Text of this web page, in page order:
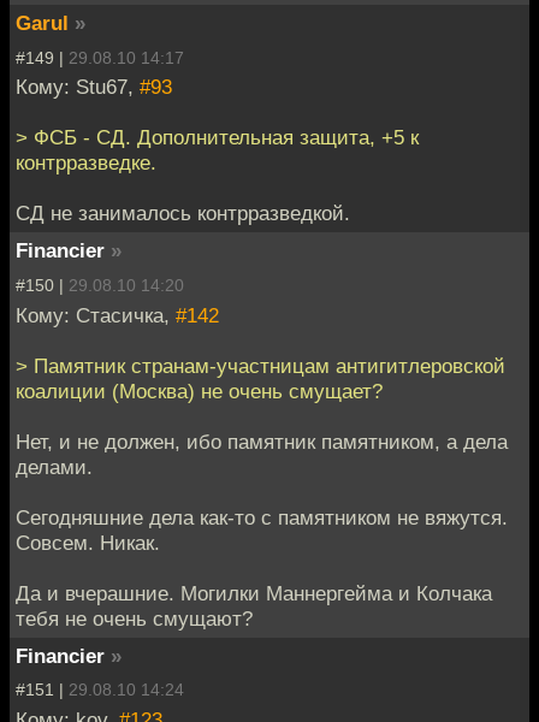
Garul »
#149 | 29.08.10 14:17
Кому: Stu67, #93
> ФСБ - СД. Дополнительная защита, +5 к
контрразведке.
CД не занималось контрразведкой.
Financier »
#150 | 29.08.10 14:20
Кому: Стасичка, #142
> Памятник странам-участницам антигитлеровской
коалиции (Москва) не очень смущает?
Нет, и не должен, ибо памятник памятником, а дела
делами.
Сегодняшние дела как-то с памятником не вяжутся.
Совсем. Никак.
Да и вчерашние. Могилки Маннергейма и Колчака
тебя не очень смущают?
Financier »
#151 | 29.08.10 14:24